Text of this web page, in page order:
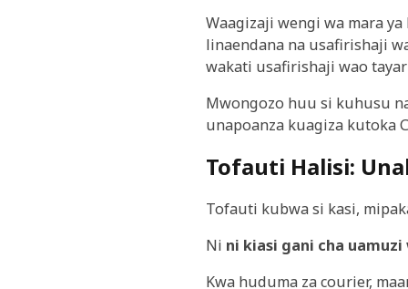
Waagizaji wengi wa mara
linaendana na usafirishaji
wakati usafirishaji wao
Mwongozo huu si kuhusu
unapoanza kuagiza kutoka
Tofauti Halisi:
Tofauti kubwa si kasi,
Ni ni kiasi gani cha
Kwa huduma za courier,